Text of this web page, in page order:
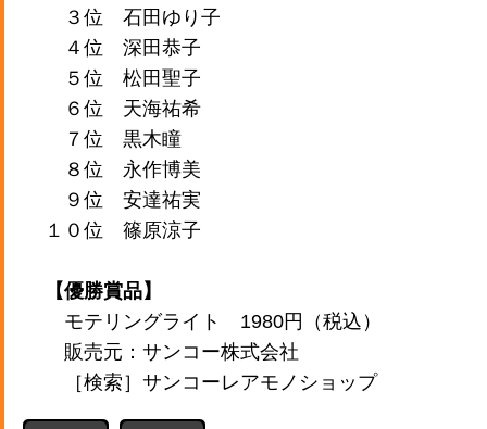
３位 石田ゆり子
４位 深田恭子
５位 松田聖子
６位 天海祐希
７位 黒木瞳
８位 永作博美
９位 安達祐実
１０位 篠原涼子
【優勝賞品】
モテリングライト 1980円（税込）
販売元：サンコー株式会社
［検索］サンコーレアモノショップ